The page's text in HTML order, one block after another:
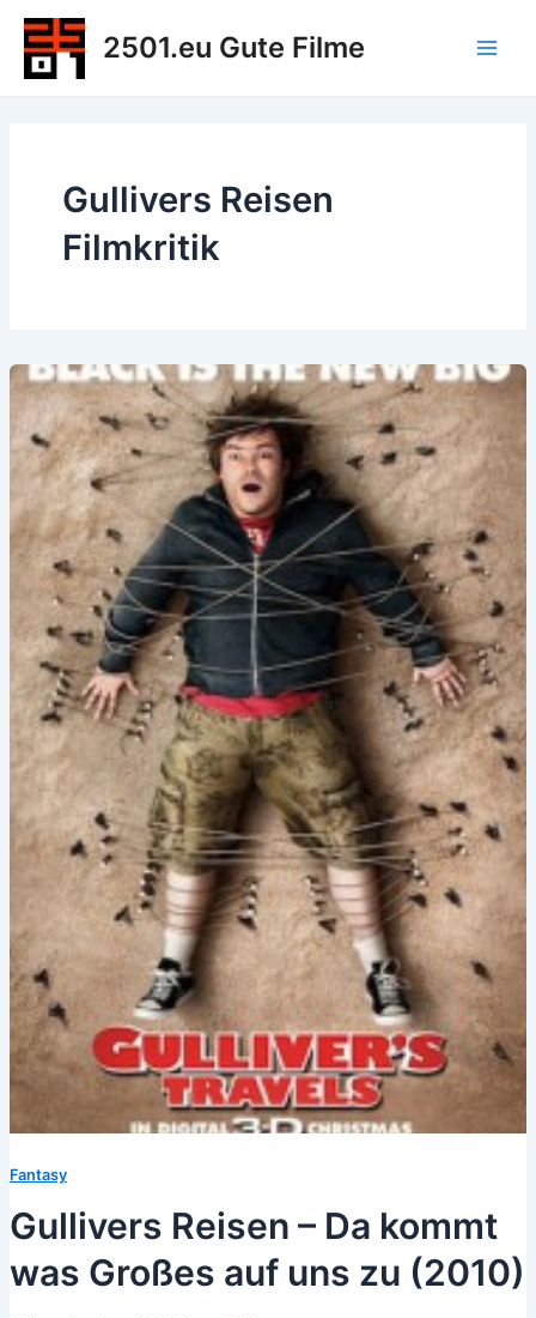
Zum
Inhalt
springen
2501.eu Gute Filme
Gullivers Reisen
Filmkritik
Fantasy
Gullivers Reisen – Da kommt
was Großes auf uns zu (2010)